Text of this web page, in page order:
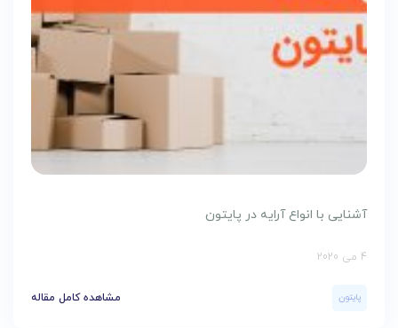
آشنایی با انواع آرایه در پایتون
4 می 2020
پایتون مشاهده کامل مقاله